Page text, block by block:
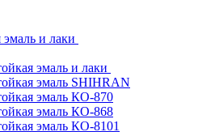
эмаль и лаки
эмаль и лаки
эмаль SHIHRAN
эмаль КО-870
эмаль КО-868
эмаль КО-8101